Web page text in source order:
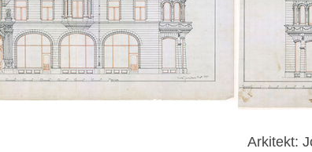
Arkitekt: